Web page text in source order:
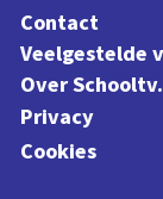
Contact
Veelgestelde
Over
Privacy
Cookies